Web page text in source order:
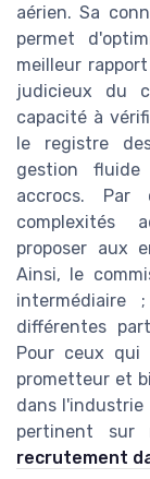
aérien. Sa
permet
meilleur
judicieux du
capacité à
le registre
gestion fluide
accrocs. Par
complexités
proposer aux
Ainsi, le
différentes
Pour ceux qui
prometteur et
dans
pertinent
recrutement